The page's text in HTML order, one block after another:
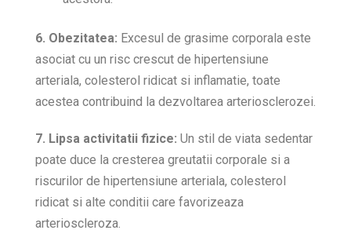
6. Obezitatea: Excesul de grasime corporala este
asociat cu un risc crescut de hipertensiune
arteriala, colesterol ridicat si inflamatie, toate
acestea contribuind la dezvoltarea arteriosclerozei.
7. Lipsa activitatii fizice: Un stil de viata sedentar
poate duce la cresterea greutatii corporale si a
riscurilor de hipertensiune arteriala, colesterol
ridicat si alte conditii care favorizeaza
arterioscleroza.